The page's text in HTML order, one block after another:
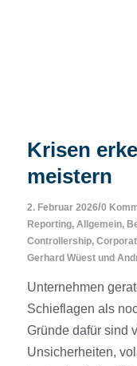
Krisen
meistern
2. Februar 2026/0
Reporting, Allgemein,
Controllership,
Gerhard Wüestund
Unternehmen
Schieflagen als
Gründe dafür sind
Unsicherheiten,